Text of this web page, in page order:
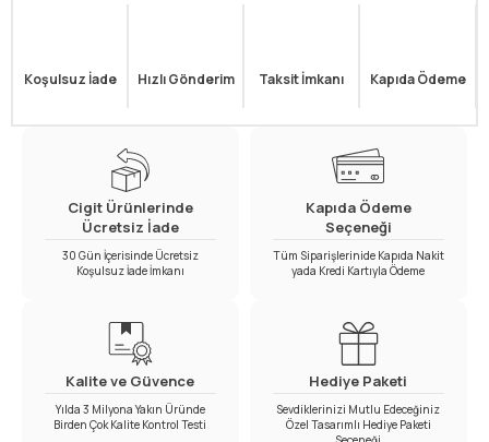
Koşulsuz İade Hızlı Gönderim Taksit İmkanı Kapıda Ödeme
Cigit Ürünlerinde
Ücretsiz İade
30 Gün İçerisinde Ücretsiz
Koşulsuz İade İmkanı
Kapıda Ödeme
Seçeneği
Tüm Siparişlerinide Kapıda Nakit
yada Kredi Kartıyla Ödeme
Kalite ve Güvence
Yılda 3 Milyona Yakın Üründe
Birden Çok Kalite Kontrol Testi
Hediye Paketi
Sevdiklerinizi Mutlu Edeceğiniz
Özel Tasarımlı Hediye Paketi